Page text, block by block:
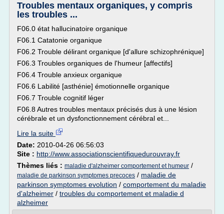
Troubles mentaux organiques, y compris
les troubles ...
F06.0 état hallucinatoire organique
F06.1 Catatonie organique
F06.2 Trouble délirant organique [d'allure schizophrénique]
F06.3 Troubles organiques de l'humeur [affectifs]
F06.4 Trouble anxieux organique
F06.6 Labilité [asthénie] émotionnelle organique
F06.7 Trouble cognitif léger
F06.8 Autres troubles mentaux précisés dus à une lésion
cérébrale et un dysfonctionnement cérébral et...
Lire la suite
Date: 2010-04-26 06:56:03
Site : http://www.associationscientifiquedurouvray.fr
Thèmes liés : maladie d'alzheimer comportement et humeur /
maladie de parkinson symptomes precoces / maladie de
parkinson symptomes evolution / comportement du maladie
d'alzheimer / troubles du comportement et maladie d
alzheimer